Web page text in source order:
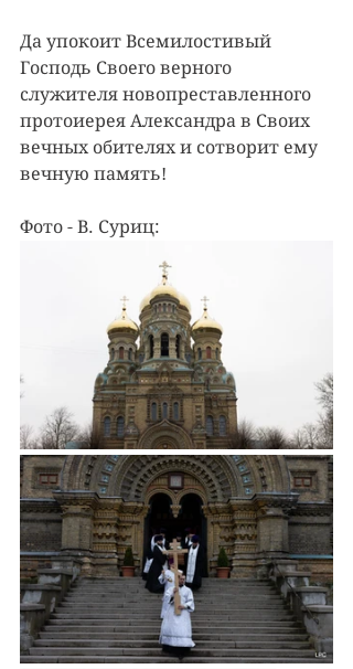
Да упокоит Всемилостивый
Господь Своего верного
служителя новопреставленного
протоиерея Александра в Своих
вечных обителях и сотворит ему
вечную память!
Фото - В. Суриц: